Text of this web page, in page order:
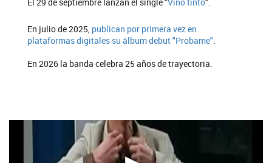
En julio de 2025, publican por primera vez en
plataformas digitales su álbum debut "Probame".
En 2026 la banda celebra 25 años de trayectoria.